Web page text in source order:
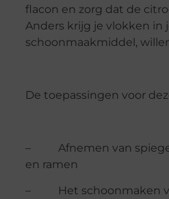
flacon en zorg dat de
Anders krijg je vlokken in
schoonmaakmiddel,
De toepassingen voor
– Afnemen van
en ramen
– Het schoonmaken